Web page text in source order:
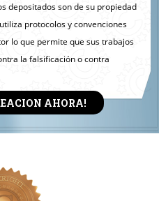
depositados son de su propiedad
protocolos y convenciones
lo que permite que sus trabajos
la falsificación o contra
AHORA!